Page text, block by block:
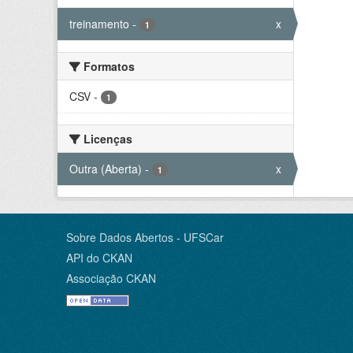
treinamento - 1 x
Formatos
CSV - 1
Licenças
Outra (Aberta) - 1 x
Sobre Dados Abertos - UFSCar
API do CKAN
Associação CKAN